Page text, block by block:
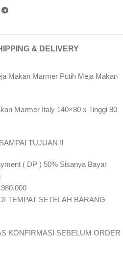
& DELIVERY
Makan Marmer Putih Meja Makan
Marmer Italy 140×80 x Tinggi 80
TUJUAN ‼️
( DP ) 50% Sisanya Bayar
TEMPAT SETELAH BARANG
KONFIRMASI SEBELUM ORDER